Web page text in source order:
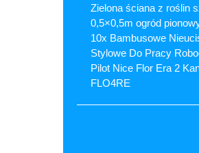
Zielona ściana z roślin
0,5×0,5m ogród
10x Bambusowe
Stylowe Do Pracy
Pilot Nice Flor Era 2
FLO4RE